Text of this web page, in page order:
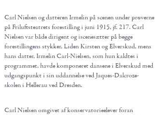
Carl Nielsen og datteren Irmelin på scenen under prøverne
på Friluftsteatrets forestilling i juni 1915, jf. 217. Carl
Nielsen var både dirigent og iscenesætter på begge
forestillingens stykker, Liden Kirsten og Elverskud, mens
hans datter, Irmelin Carl-Nielsen, som hun kaldtes i
programmet, havde komponeret dansene i Elverskud med
udgangspunkt i sin uddannelse ved Jaques-Dalcroze-
skolen i Hellerau ved Dresden.
Carl Nielsen omgivet af konservatorieelever foran